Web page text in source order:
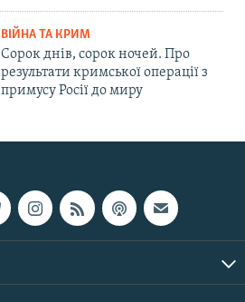
ВІЙНА ТА КРИМ
Сорок днів, сорок ночей. Про
результати кримської операції з
примусу Росії до миру